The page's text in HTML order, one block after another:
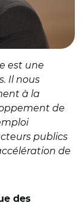
est une
Il nous
à la
de
publics
de
des